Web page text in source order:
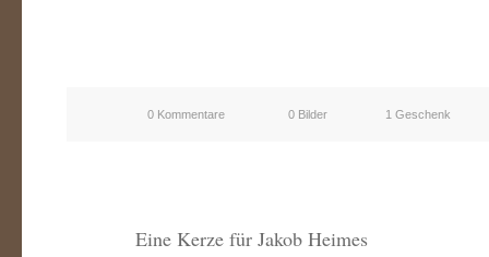
0 Kommentare 0 Bilder 1 Geschenk
Eine Kerze für Jakob Heimes